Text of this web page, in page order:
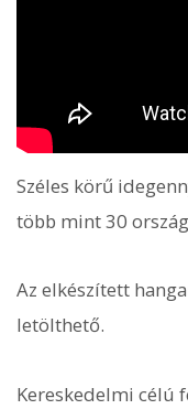
Széles körű
több mint 30
Az elkészített
letölthető.
Kereskedelmi célú